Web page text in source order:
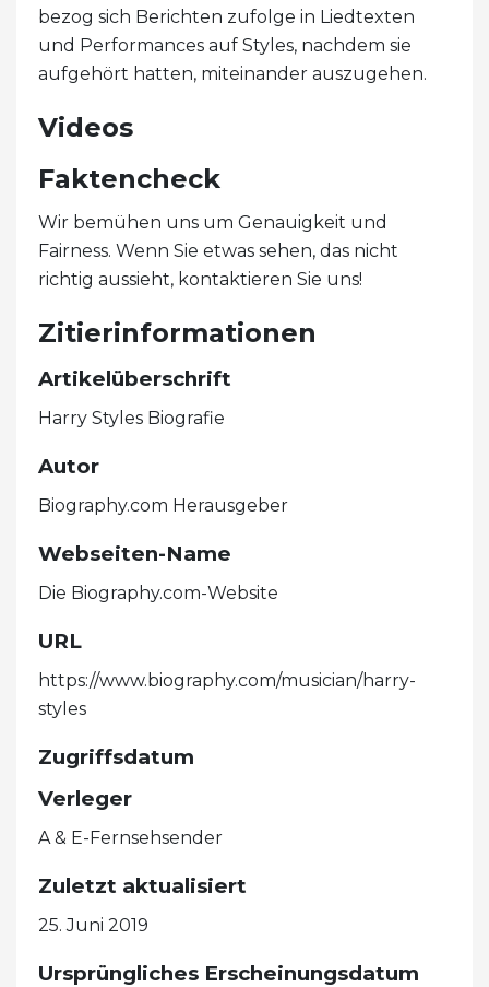
bezog sich Berichten zufolge in Liedtexten
und Performances auf Styles, nachdem sie
aufgehört hatten, miteinander auszugehen.
Videos
Faktencheck
Wir bemühen uns um Genauigkeit und
Fairness. Wenn Sie etwas sehen, das nicht
richtig aussieht, kontaktieren Sie uns!
Zitierinformationen
Artikelüberschrift
Harry Styles Biografie
Autor
Biography.com Herausgeber
Webseiten-Name
Die Biography.com-Website
URL
https://www.biography.com/musician/harry-
styles
Zugriffsdatum
Verleger
A & E-Fernsehsender
Zuletzt aktualisiert
25. Juni 2019
Ursprüngliches Erscheinungsdatum